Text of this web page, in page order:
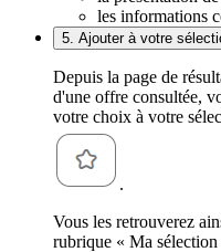
les informations
5. Ajouter à votre
Depuis la page de
d'une offre consultée,
votre choix à votre
.
Vous les retrouverez
rubrique « Ma